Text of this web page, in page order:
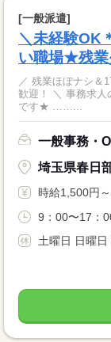
[一般派遣]
＼未経験OK
い職場★残業
／ 残業ほぼナシ＆17時定時♪ 未経験歓迎！事務が久しぶりの方も大
歓迎！ ＼ 事務求人の少ない「春日部エリア」 近隣でお探しの方必見
一般事務・
埼玉県春日
時給1,500円～
9：00〜17：
土曜日 日曜日